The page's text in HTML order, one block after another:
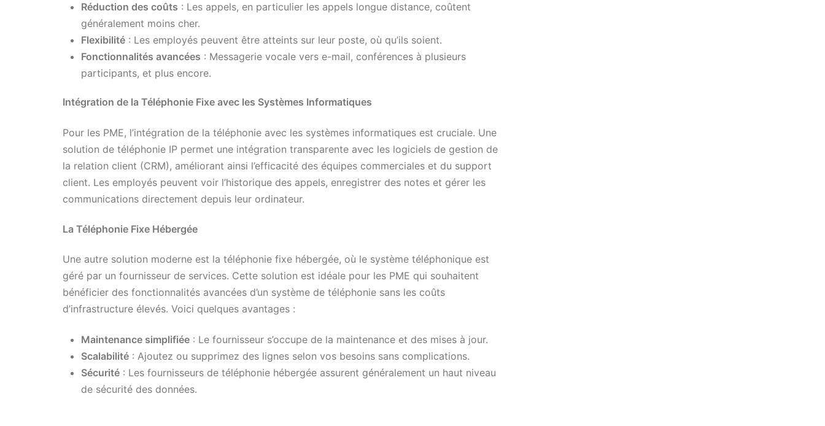
Réduction des coûts : Les appels, en particulier les appels longue distance, coûtent
généralement moins cher.
Flexibilité : Les employés peuvent être atteints sur leur poste, où qu’ils soient.
Fonctionnalités avancées : Messagerie vocale vers e-mail, conférences à plusieurs
participants, et plus encore.
Intégration de la Téléphonie Fixe avec les Systèmes Informatiques
Pour les PME, l’intégration de la téléphonie avec les systèmes informatiques est cruciale. Une
solution de téléphonie IP permet une intégration transparente avec les logiciels de gestion de
la relation client (CRM), améliorant ainsi l’efficacité des équipes commerciales et du support
client. Les employés peuvent voir l’historique des appels, enregistrer des notes et gérer les
communications directement depuis leur ordinateur.
La Téléphonie Fixe Hébergée
Une autre solution moderne est la téléphonie fixe hébergée, où le système téléphonique est
géré par un fournisseur de services. Cette solution est idéale pour les PME qui souhaitent
bénéficier des fonctionnalités avancées d’un système de téléphonie sans les coûts
d’infrastructure élevés. Voici quelques avantages :
Maintenance simplifiée : Le fournisseur s’occupe de la maintenance et des mises à jour.
Scalabilité : Ajoutez ou supprimez des lignes selon vos besoins sans complications.
Sécurité : Les fournisseurs de téléphonie hébergée assurent généralement un haut niveau
de sécurité des données.